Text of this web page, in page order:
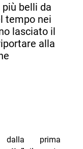
belli da
tempo nei
lasciato il
alla
dalla prima